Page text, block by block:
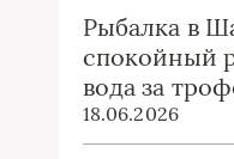
Рыбалка в
спокойный
вода за
18.06.2026